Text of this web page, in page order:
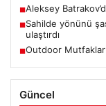
■Aleksey
■Sahilde yönünü
ulaştırdı
■Outdoor
Güncel